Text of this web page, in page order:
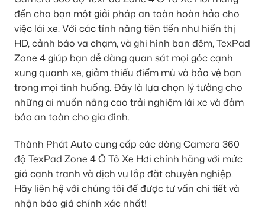
đến cho bạn một giải pháp an toàn hoàn hảo cho
việc lái xe. Với các tính năng tiên tiến như hiển thị
HD, cảnh báo va chạm, và ghi hình ban đêm, TexPad
Zone 4 giúp bạn dễ dàng quan sát mọi góc cạnh
xung quanh xe, giảm thiểu điểm mù và bảo vệ bạn
trong mọi tình huống. Đây là lựa chọn lý tưởng cho
những ai muốn nâng cao trải nghiệm lái xe và đảm
bảo an toàn cho gia đình.
Thành Phát Auto cung cấp các dòng Camera 360
độ TexPad Zone 4 Ô Tô Xe Hơi chính hãng với mức
giá cạnh tranh và dịch vụ lắp đặt chuyên nghiệp.
Hãy liên hệ với chúng tôi để được tư vấn chi tiết và
nhận báo giá chính xác nhất!